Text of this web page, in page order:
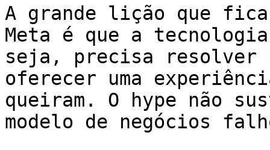
A grande lição que
Meta é que a
seja, precisa resolver
oferecer uma
queiram. O hype não
modelo de negócios